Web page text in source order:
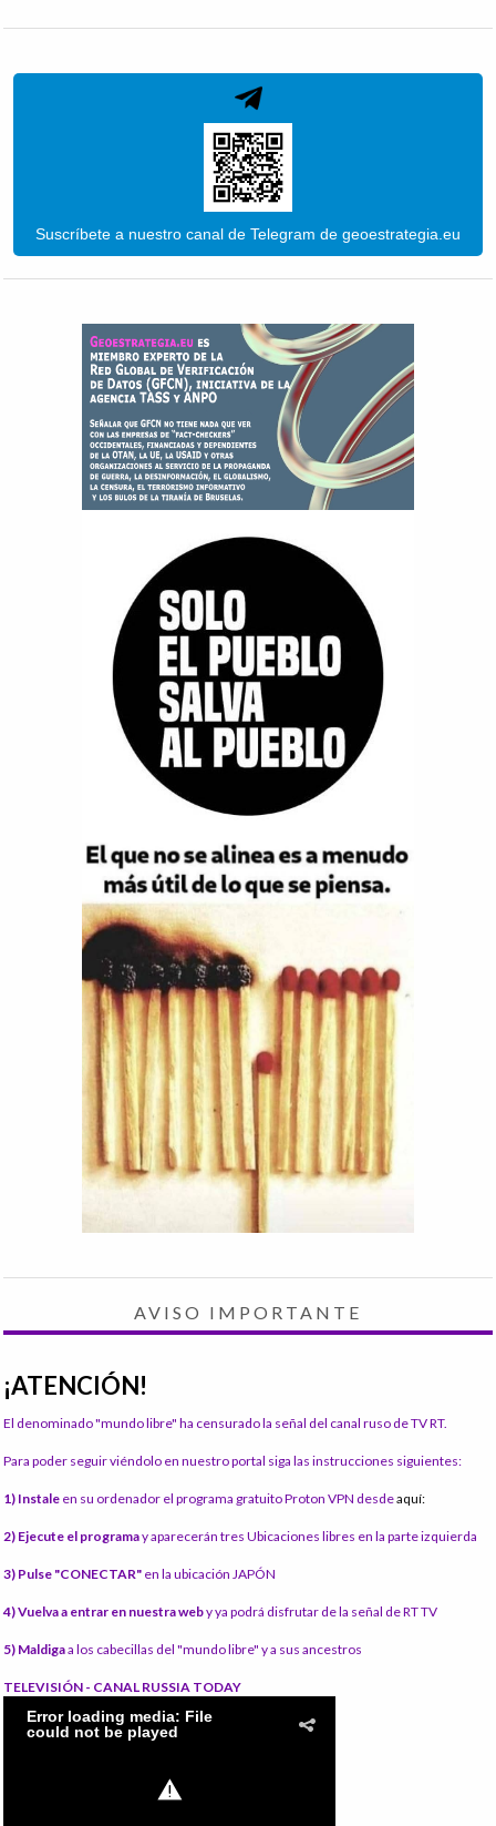
Suscríbete a nuestro canal de Telegram de geoestrategia.eu
AVISO IMPORTANTE
¡ATENCIÓN!
El denominado "mundo libre" ha censurado la señal del canal ruso de TV RT.
Para poder seguir viéndolo en nuestro portal siga las instrucciones siguientes:
1) Instale en su ordenador el programa gratuito Proton VPN desdeaquí:
2) Ejecute el programay aparecerán tres Ubicaciones libres en la parte izquierda
3) Pulse "CONECTAR" en la ubicación JAPÓN
4) Vuelva a entrar en nuestra weby ya podrá disfrutar de la señal de RT TV
5) Maldigaa los cabecillas del "mundo libre" y a sus ancestros
TELEVISIÓN - CANAL RUSSIA TODAY